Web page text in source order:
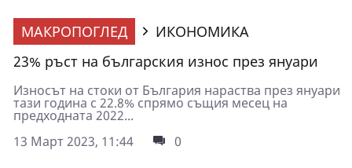
МАКРОПОГЛЕД
ИКОНОМИКА
23% ръст на българския износ през януари
Износът на стоки от България нараства през януари
тази година с 22.8% спрямо същия месец на
предходната 2022...
13 Март 2023, 11:44
0